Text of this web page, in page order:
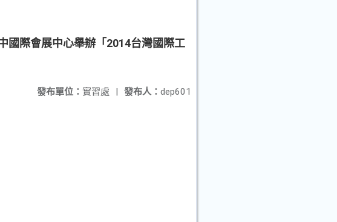
國際會展中心舉辦「2014台灣國際工
發布人： dep601
發布單位： 實習處 |